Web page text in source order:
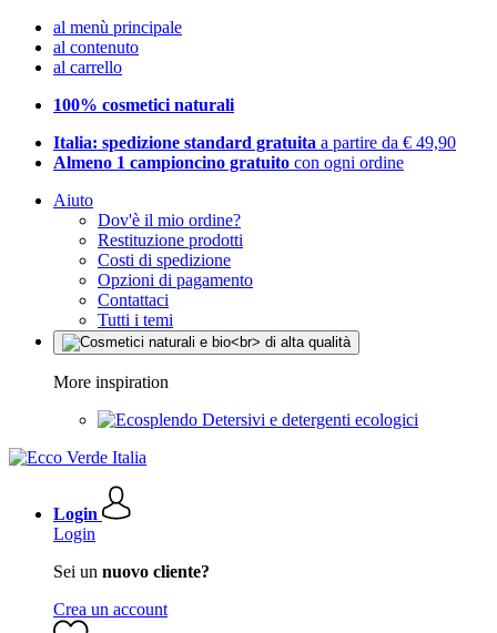
al menù principale
al contenuto
al carrello
100% cosmetici naturali
Italia: spedizione standard gratuita a partire da € 49,90
Almeno 1 campioncino gratuito con ogni ordine
Aiuto
Dov'è il mio ordine?
Restituzione prodotti
Costi di spedizione
Opzioni di pagamento
Contattaci
Tutti i temi
More inspiration
Detersivi e detergenti ecologici
Login
Login
Sei un nuovo cliente?
Crea un account